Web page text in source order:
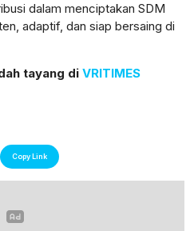
dalam menciptakan SDM
adaptif, dan siap bersaing di
tayang di VRITIMES
Copy Link